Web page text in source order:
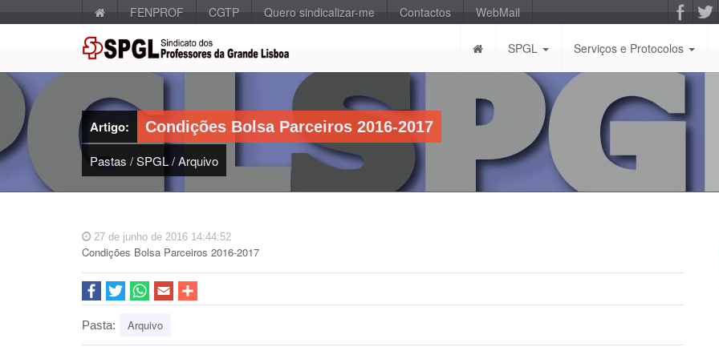
FENPROF CGTP Quero sindicalizar-me Contactos WebMail
SPGL Serviços e Protocolos
Artigo: Condições Bolsa Parceiros 2016-2017
Pastas /SPGL/Arquivo
27 de junho de 2016 14:44:52
Condições Bolsa Parceiros 2016-2017
Pasta: Arquivo